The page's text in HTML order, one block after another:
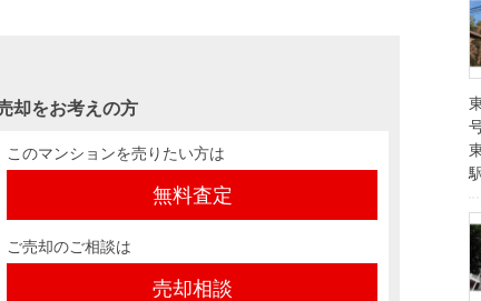
却をお考えの方
このマンションを売りたい方は
無料査定
ご売却のご相談は
売却相談